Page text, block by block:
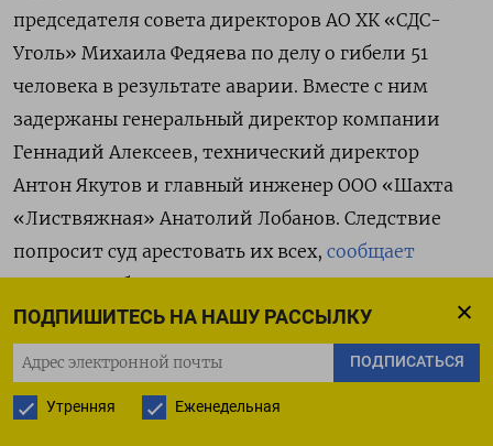
ПОДПИШИТЕСЬ НА НАШУ РАССЫЛКУ
ПОДПИСАТЬСЯ
Утренняя Еженедельная
председателя совета директоров АО ХК «СДС-
Уголь» Михаила Федяева по делу о гибели 51
человека в результате аварии. Вместе с ним
задержаны генеральный директор компании
Геннадий Алексеев, технический директор
Антон Якутов и главный инженер ООО «Шахта
«Листвяжная» Анатолий Лобанов. Следствие
попросит суд арестовать их всех, сообщает
пресс-служба СК.
«В настоящее время компания и все
предприятия холдинга работают в штатном
режиме. Исполняет обязанности президента